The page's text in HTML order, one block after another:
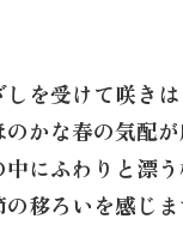
を受けて咲きは
かな春の気配が
にふわりと漂う
移ろいを感じま